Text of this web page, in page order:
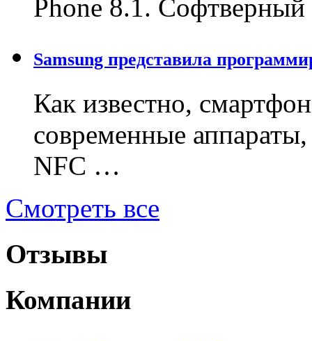
Phone 8.1.
Samsung представила
Как известно,
современные
NFC …
Смотреть все
Отзывы
Компании